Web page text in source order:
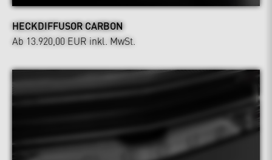
HECKDIFFUSOR CARBON
Ab 13.920,00 EUR inkl. MwSt.